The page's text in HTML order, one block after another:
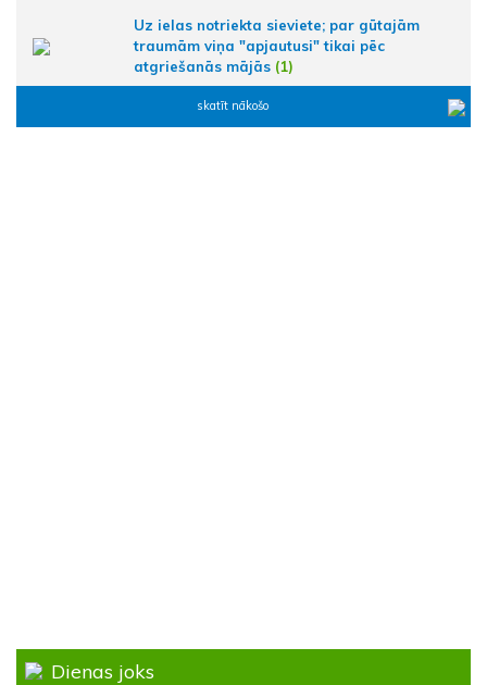
Uz ielas notriekta sieviete; par gūtajām
traumām viņa "apjautusi" tikai pēc
atgriešanās mājās (1)
skatīt nākošo
Dienas joks